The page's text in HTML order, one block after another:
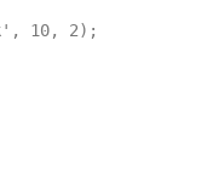
10, 2);